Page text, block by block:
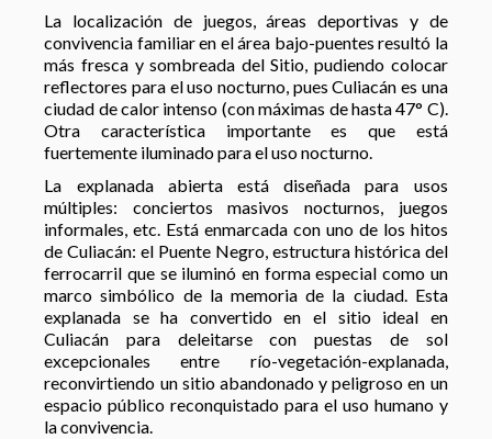
La localización de juegos, áreas deportivas y de
convivencia familiar en el área bajo-puentes resultó la
más fresca y sombreada del Sitio, pudiendo colocar
reflectores para el uso nocturno, pues Culiacán es una
ciudad de calor intenso (con máximas de hasta 47° C).
Otra característica importante es que está
fuertemente iluminado para el uso nocturno.
La explanada abierta está diseñada para usos
múltiples: conciertos masivos nocturnos, juegos
informales, etc. Está enmarcada con uno de los hitos
de Culiacán: el Puente Negro, estructura histórica del
ferrocarril que se iluminó en forma especial como un
marco simbólico de la memoria de la ciudad. Esta
explanada se ha convertido en el sitio ideal en
Culiacán para deleitarse con puestas de sol
excepcionales entre río-vegetación-explanada,
reconvirtiendo un sitio abandonado y peligroso en un
espacio público reconquistado para el uso humano y
la convivencia.